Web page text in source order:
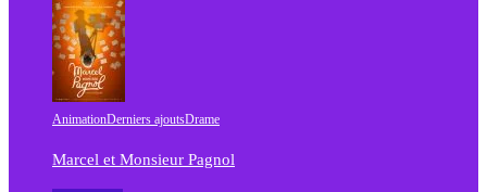
AnimationDerniers ajoutsDrame
Marcel et Monsieur Pagnol